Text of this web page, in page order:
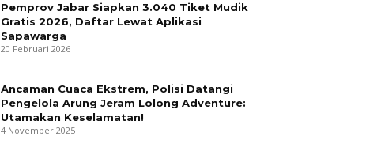
Pemprov Jabar Siapkan 3.040 Tiket Mudik
Gratis 2026, Daftar Lewat Aplikasi
Sapawarga
20 Februari 2026
Ancaman Cuaca Ekstrem, Polisi Datangi
Pengelola Arung Jeram Lolong Adventure:
Utamakan Keselamatan!
4 November 2025